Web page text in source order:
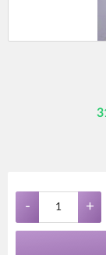
- +